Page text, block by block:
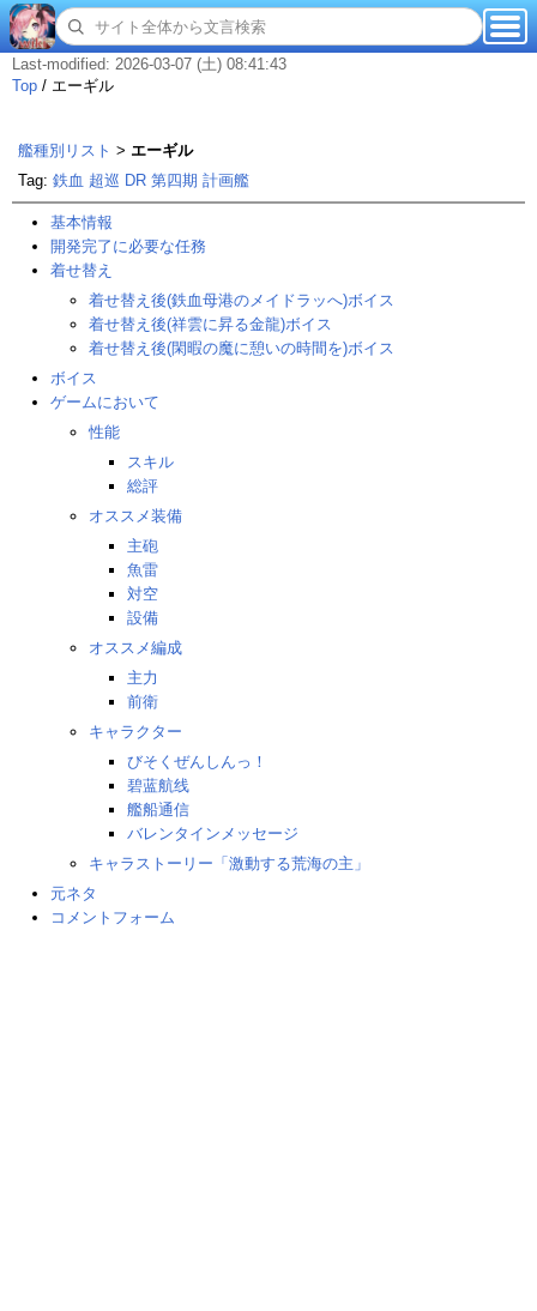
Last-modified: 2026-03-07 (土) 08:41:43
Top / エーギル
艦種別リスト > エーギル
Tag: 鉄血 超巡 DR 第四期 計画艦
基本情報
開発完了に必要な任務
着せ替え
着せ替え後(鉄血母港のメイドラッへ)ボイス
着せ替え後(祥雲に昇る金龍)ボイス
着せ替え後(閑暇の魔に憩いの時間を)ボイス
ボイス
ゲームにおいて
性能
スキル
総評
オススメ装備
主砲
魚雷
対空
設備
オススメ編成
主力
前衛
キャラクター
びそくぜんしんっ！
碧蓝航线
艦船通信
バレンタインメッセージ
キャラストーリー「激動する荒海の主」
元ネタ
コメントフォーム